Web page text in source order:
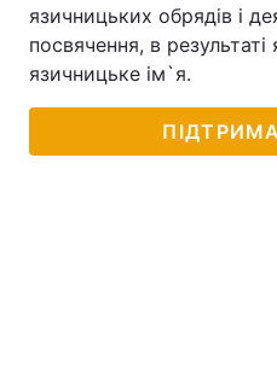
язичницьких обрядів і
посвячення, в
язичницьке ім`я.